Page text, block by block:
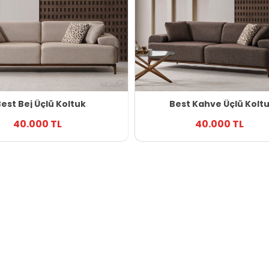
Bej Üçlü Koltuk
40.000 TL
Best Kahve Üçlü
40.000 TL